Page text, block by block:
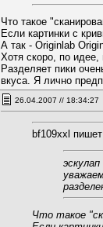
Что такое
Если картинки с
А так - Originlab
Хотя скоро, по
Разделяет пики
вкуса. Я лично
26.04.2007 // 18:34:27
bf109xxl
Что такое